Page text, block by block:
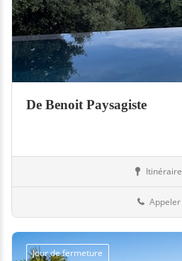
De Benoit Paysagiste
Itinéraire
Appeler
Jour de fermeture